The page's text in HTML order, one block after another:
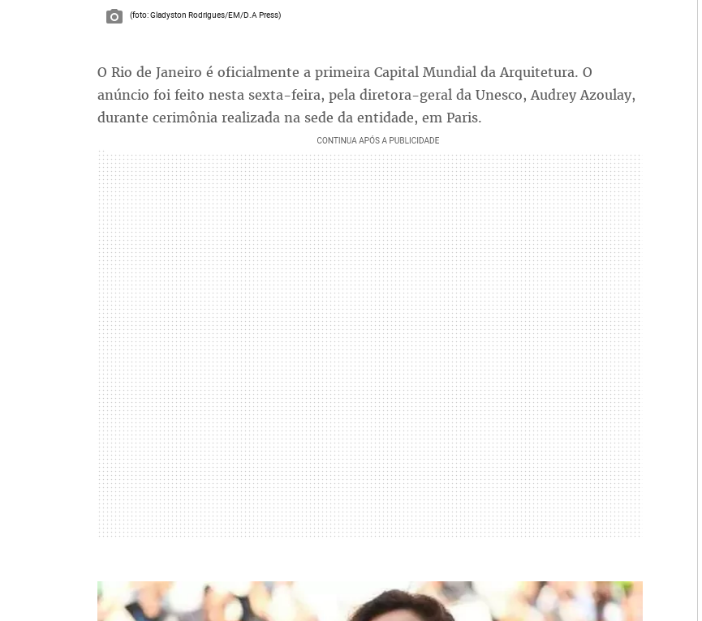
(foto: Gladyston Rodrigues/EM/D.A Press)
O Rio de Janeiro é oficialmente a primeira Capital Mundial da Arquitetura. O
anúncio foi feito nesta sexta-feira, pela diretora-geral da Unesco, Audrey Azoulay,
durante cerimônia realizada na sede da entidade, em Paris.